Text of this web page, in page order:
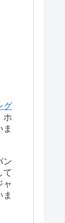
グ
ホ
ン
て
ャ